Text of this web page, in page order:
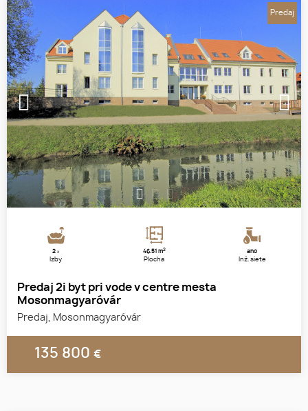
1 2 3
2x
Izby
46.51 m2
Plocha
áno
Inž. siete
Predaj 2i byt pri vode v centre mesta
Mosonmagyaróvár
Predaj, Mosonmagyaróvár
135 800 €
Predaj